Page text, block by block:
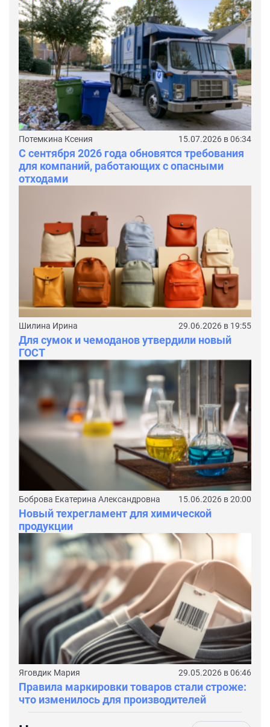
Потемкина Ксения 15.07.2026 в 06:34
С сентября 2026 года обновятся требования
для компаний, работающих с опасными
отходами
Шилина Ирина 29.06.2026 в 19:55
Для сумок и чемоданов утвердили новый
ГОСТ
Боброва Екатерина Александровна 15.06.2026 в 20:00
Новый техрегламент для химической
продукции
Яговдик Мария 29.05.2026 в 06:46
Правила маркировки товаров стали строже:
что изменилось для производителей